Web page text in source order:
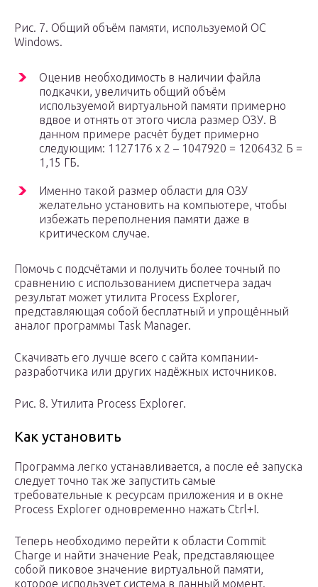
Рис. 7. Общий объём памяти, используемой ОС
Windows.
Оценив необходимость в наличии файла
подкачки, увеличить общий объём
используемой виртуальной памяти примерно
вдвое и отнять от этого числа размер ОЗУ. В
данном примере расчёт будет примерно
следующим: 1127176 х 2 – 1047920 = 1206432 Б =
1,15 ГБ.
Именно такой размер области для ОЗУ
желательно установить на компьютере, чтобы
избежать переполнения памяти даже в
критическом случае.
Помочь с подсчётами и получить более точный по
сравнению с использованием диспетчера задач
результат может утилита Process Explorer,
представляющая собой бесплатный и упрощённый
аналог программы Task Manager.
Скачивать его лучше всего с сайта компании-
разработчика или других надёжных источников.
Рис. 8. Утилита Process Explorer.
Как установить
Программа легко устанавливается, а после её запуска
следует точно так же запустить самые
требовательные к ресурсам приложения и в окне
Process Explorer одновременно нажать Ctrl+I.
Теперь необходимо перейти к области Commit
Charge и найти значение Peak, представляющее
собой пиковое значение виртуальной памяти,
которое использует система в данный момент.